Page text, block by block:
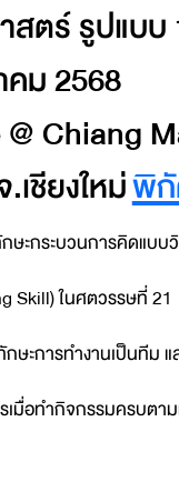
ตร์ รูปแบบ
ม 2568
Chiang
เชียงใหม่พิ
ษะกระบวนการคิดแบบ
Skill) ในศตวรรษที่ 21
ษะการทำงานเป็นทีม
เมื่อทำกิจกรรมครบตา